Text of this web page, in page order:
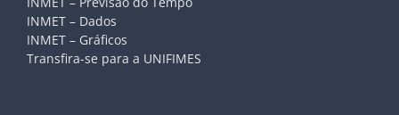
INMET – Dados
INMET – Gráficos
Transfira-se para a UNIFIMES